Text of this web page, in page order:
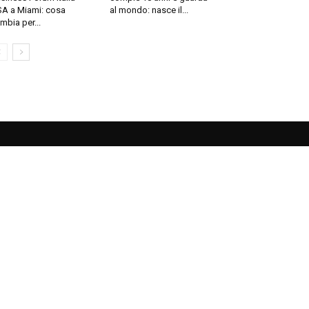
a Miami: cosa
per...
al mondo: nasce il...